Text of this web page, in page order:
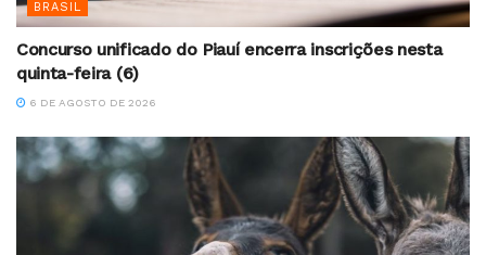
BRASIL
Concurso unificado do Piauí encerra inscrições nesta
quinta-feira (6)
6 DE AGOSTO DE 2026